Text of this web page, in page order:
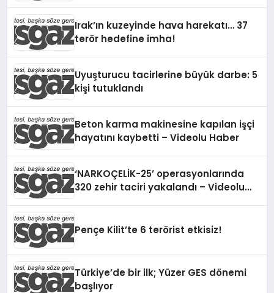
Irak’ın kuzeyinde hava harekatı… 37
terör hedefine imha!
Uyuşturucu tacirlerine büyük darbe: 5
kişi tutuklandı
Beton karma makinesine kapılan işçi
hayatını kaybetti – Videolu Haber
‘NARKOÇELİK-25’ operasyonlarında
320 zehir taciri yakalandı – Videolu
Pençe Kilit’te 6 terörist etkisiz!
Türkiye’de bir ilk; Yüzer GES dönemi
başlıyor